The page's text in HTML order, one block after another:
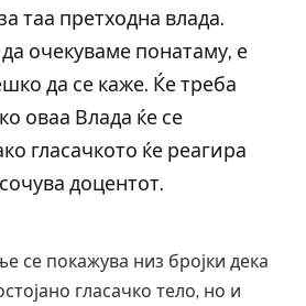
таа претходна влада.
очекуваме понатаму, е
да се каже. Ќе треба
оваа Влада ќе се
гласачкото ќе реагира
доцентот.
се покажува низ бројки дека
гласачко тело, но и